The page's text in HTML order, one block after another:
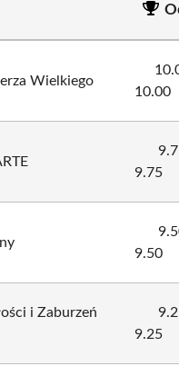
Wielkiego
10.00
9.75
9.50
i Zaburzeń
9.25